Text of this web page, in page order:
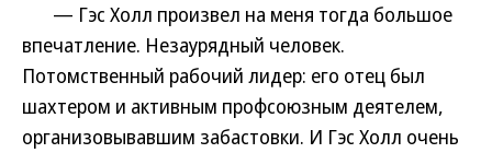
— Гэс Холл произвел на меня тогда большое
впечатление. Незаурядный человек.
Потомственный рабочий лидер: его отец был
шахтером и активным профсоюзным деятелем,
организовывавшим забастовки. И Гэс Холл очень